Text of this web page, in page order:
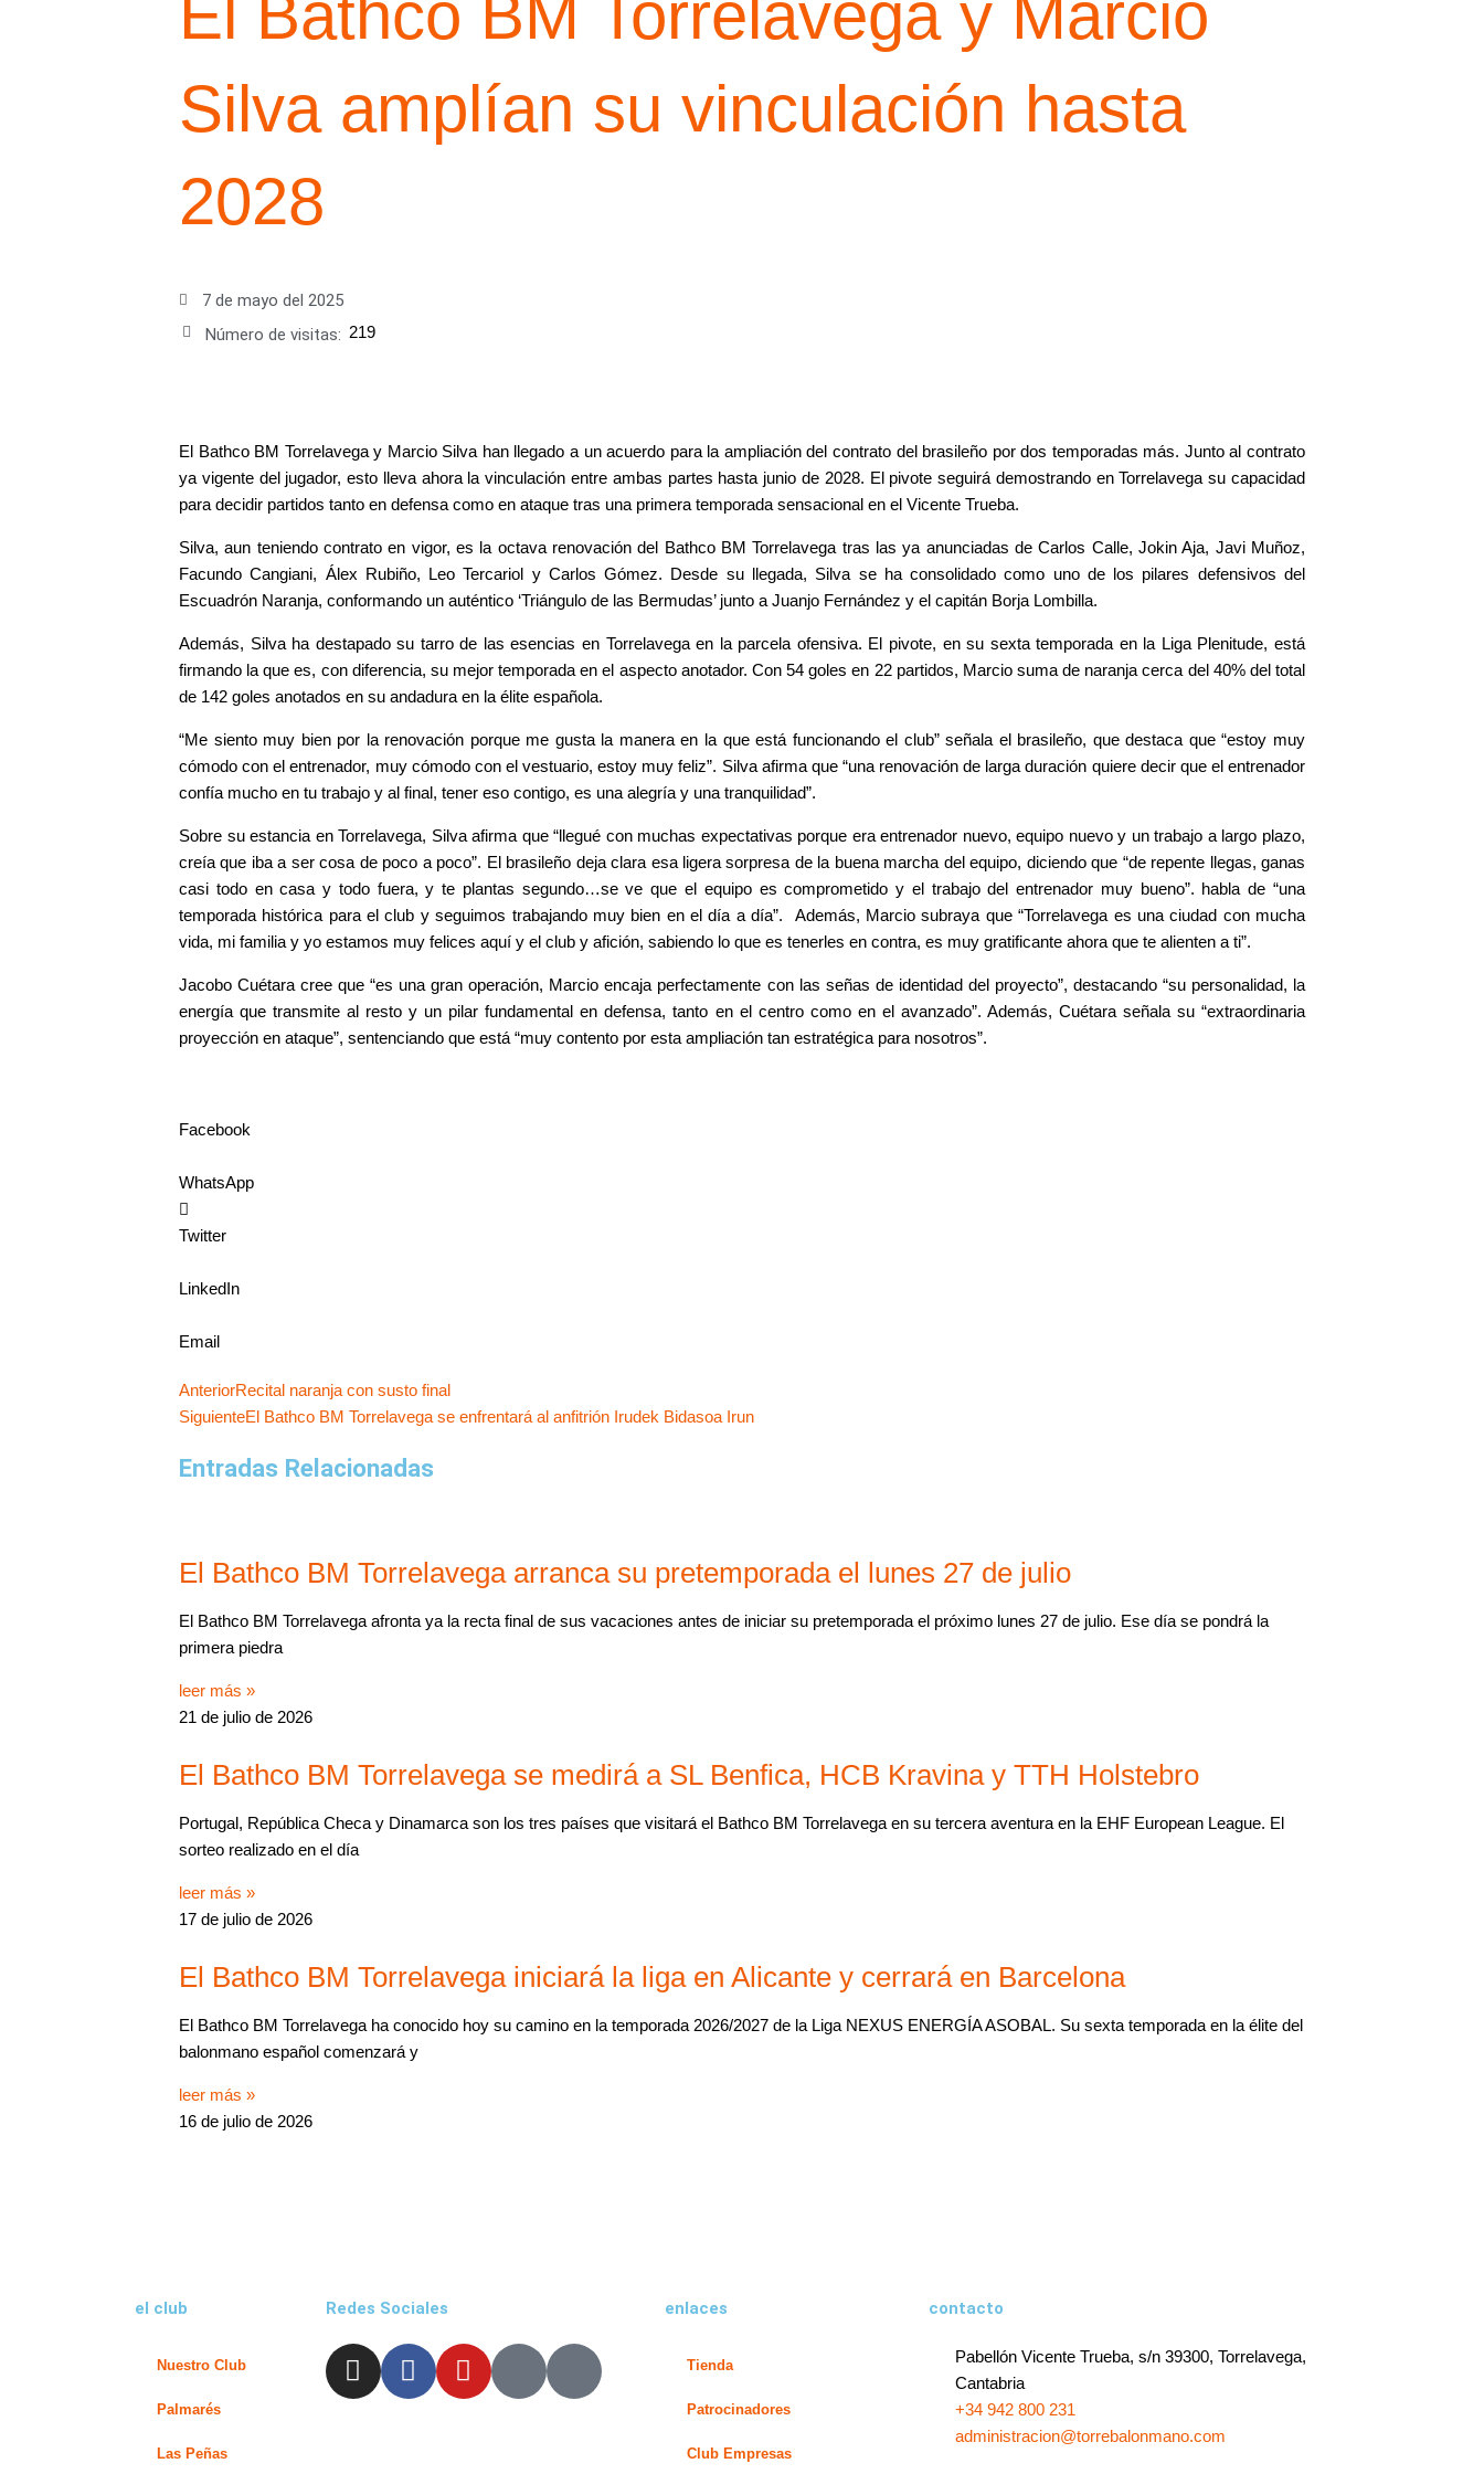
El Bathco BM Torrelavega y Marcio
Silva amplían su vinculación hasta
2028
7 de mayo del 2025
Número de visitas: 219
El Bathco BM Torrelavega y Marcio Silva han llegado a un acuerdo para la ampliación del contrato del brasileño por dos temporadas más. Junto al contrato
ya vigente del jugador, esto lleva ahora la vinculación entre ambas partes hasta junio de 2028. El pivote seguirá demostrando en Torrelavega su capacidad
para decidir partidos tanto en defensa como en ataque tras una primera temporada sensacional en el Vicente Trueba.
Silva, aun teniendo contrato en vigor, es la octava renovación del Bathco BM Torrelavega tras las ya anunciadas de Carlos Calle, Jokin Aja, Javi Muñoz,
Facundo Cangiani, Álex Rubiño, Leo Tercariol y Carlos Gómez. Desde su llegada, Silva se ha consolidado como uno de los pilares defensivos del
Escuadrón Naranja, conformando un auténtico ‘Triángulo de las Bermudas’ junto a Juanjo Fernández y el capitán Borja Lombilla.
Además, Silva ha destapado su tarro de las esencias en Torrelavega en la parcela ofensiva. El pivote, en su sexta temporada en la Liga Plenitude, está
firmando la que es, con diferencia, su mejor temporada en el aspecto anotador. Con 54 goles en 22 partidos, Marcio suma de naranja cerca del 40% del total
de 142 goles anotados en su andadura en la élite española.
“Me siento muy bien por la renovación porque me gusta la manera en la que está funcionando el club” señala el brasileño, que destaca que “estoy muy
cómodo con el entrenador, muy cómodo con el vestuario, estoy muy feliz”. Silva afirma que “una renovación de larga duración quiere decir que el entrenador
confía mucho en tu trabajo y al final, tener eso contigo, es una alegría y una tranquilidad”.
Sobre su estancia en Torrelavega, Silva afirma que “llegué con muchas expectativas porque era entrenador nuevo, equipo nuevo y un trabajo a largo plazo,
creía que iba a ser cosa de poco a poco”. El brasileño deja clara esa ligera sorpresa de la buena marcha del equipo, diciendo que “de repente llegas, ganas
casi todo en casa y todo fuera, y te plantas segundo…se ve que el equipo es comprometido y el trabajo del entrenador muy bueno”. habla de “una
temporada histórica para el club y seguimos trabajando muy bien en el día a día”. Además, Marcio subraya que “Torrelavega es una ciudad con mucha
vida, mi familia y yo estamos muy felices aquí y el club y afición, sabiendo lo que es tenerles en contra, es muy gratificante ahora que te alienten a ti”.
Jacobo Cuétara cree que “es una gran operación, Marcio encaja perfectamente con las señas de identidad del proyecto”, destacando “su personalidad, la
energía que transmite al resto y un pilar fundamental en defensa, tanto en el centro como en el avanzado”. Además, Cuétara señala su “extraordinaria
proyección en ataque”, sentenciando que está “muy contento por esta ampliación tan estratégica para nosotros”.
Facebook
WhatsApp
Twitter
LinkedIn
Email
Ant
AnteriorRecital naranja con susto final
SiguienteEl Bathco BM Torrelavega se enfrentará al anfitrión Irudek Bidasoa Irun
Entradas Relacionadas
El Bathco BM Torrelavega arranca su pretemporada el lunes 27 de julio
El Bathco BM Torrelavega afronta ya la recta final de sus vacaciones antes de iniciar su pretemporada el próximo lunes 27 de julio. Ese día se pondrá la
primera piedra
leer más »
21 de julio de 2026
El Bathco BM Torrelavega se medirá a SL Benfica, HCB Kravina y TTH Holstebro
Portugal, República Checa y Dinamarca son los tres países que visitará el Bathco BM Torrelavega en su tercera aventura en la EHF European League. El
sorteo realizado en el día
leer más »
17 de julio de 2026
El Bathco BM Torrelavega iniciará la liga en Alicante y cerrará en Barcelona
El Bathco BM Torrelavega ha conocido hoy su camino en la temporada 2026/2027 de la Liga NEXUS ENERGÍA ASOBAL. Su sexta temporada en la élite del
balonmano español comenzará y
leer más »
16 de julio de 2026
el club
Nuestro Club
Palmarés
Las Peñas
Redes Sociales
I
n
F
a
Y
o
X
L
enlaces
Tienda
Patrocinadores
Club Empresas
contacto
Pabellón Vicente Trueba, s/n 39300, Torrelavega,
Cantabria
+34 942 800 231
administracion@torrebalonmano.com